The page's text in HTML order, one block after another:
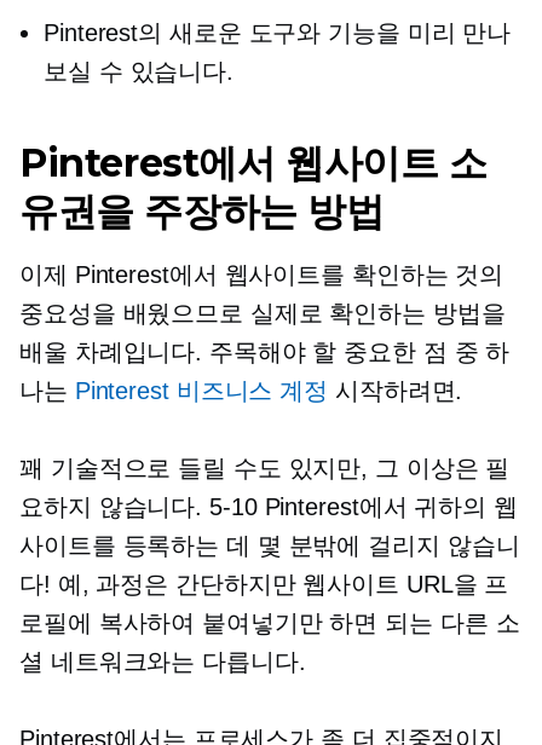
Pinterest의 새로운 도구와 기능을 미리 만나
보실 수 있습니다.
Pinterest에서 웹사이트 소
유권을 주장하는 방법
이제 Pinterest에서 웹사이트를 확인하는 것의
중요성을 배웠으므로 실제로 확인하는 방법을
배울 차례입니다. 주목해야 할 중요한 점 중 하
나는 Pinterest 비즈니스 계정 시작하려면.
꽤 기술적으로 들릴 수도 있지만, 그 이상은 필
요하지 않습니다. 5-10Pinterest에서 귀하의 웹
사이트를 등록하는 데 몇 분밖에 걸리지 않습니
다! 예, 과정은 간단하지만 웹사이트 URL을 프
로필에 복사하여 붙여넣기만 하면 되는 다른 소
셜 네트워크와는 다릅니다.
Pinterest에서는 프로세스가 좀 더 집중적이지